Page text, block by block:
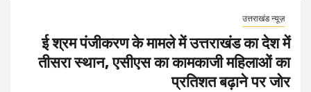
उत्तराखंड न्यूज़
ई श्रम पंजीकरण के मामले में उत्तराखंड का देश में
तीसरा स्थान, एसीएस का कामकाजी महिलाओं का
प्रतिशत बढ़ाने पर जोर